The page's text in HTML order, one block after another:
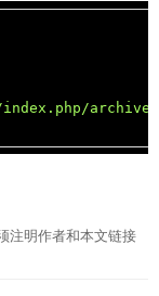
注明作者和本文链接